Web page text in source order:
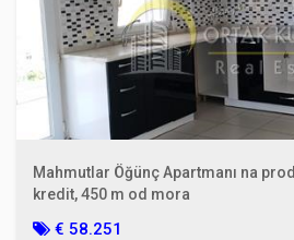
Mahmutlar Öğünç Apartmanı na
kredit, 450 m od mora
€ 58.251